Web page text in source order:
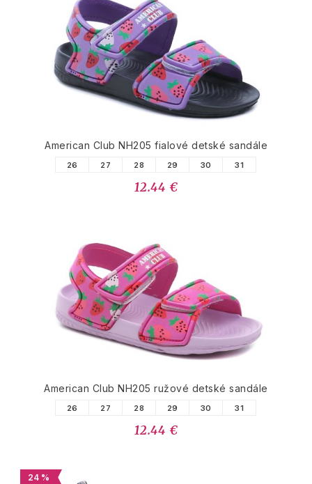
American Club NH205 fialové detské sandále
26 27 28 29 30 31
12.44 €
American Club NH205 ružové detské sandále
26 27 28 29 30 31
12.44 €
24 %